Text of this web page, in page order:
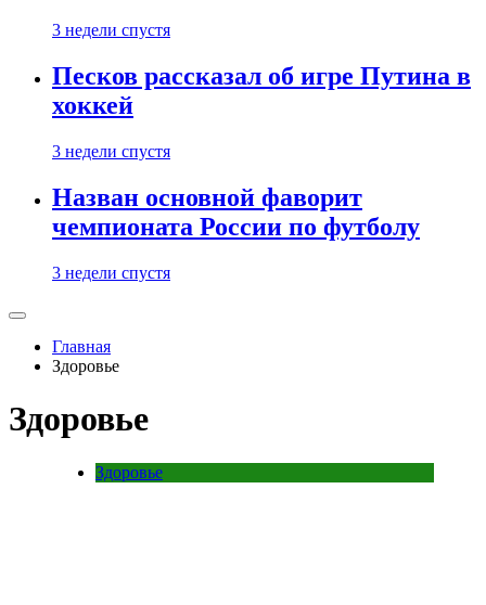
3 недели спустя
Песков рассказал об игре Путина в
хоккей
3 недели спустя
Назван основной фаворит
чемпионата России по футболу
3 недели спустя
Главная
Здоровье
Здоровье
Здоровье